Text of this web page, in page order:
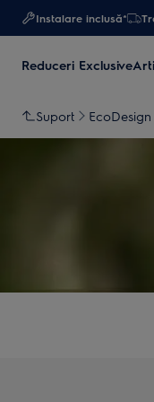
Instalare inclusă*
Reduceri Exclusive
Suport EcoDesign